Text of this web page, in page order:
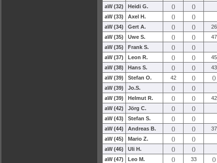
aW (32)
Heidi G. ()
()
aW (33)
Axel H. ()
()
aW (34)
Gert A. () ()
26
aW (35)
Uwe S. () ()
47
aW (35)
Frank S. ()
()
aW (37)
Leon R. () ()
45
aW (38)
Hans S. () ()
43
aW (39)
Stefan O. 42 ()
()
aW (39)
Jo.S. ()
()
aW (39)
Helmut R. () ()
42
aW (42)
Jörg C. ()
()
aW (43)
Stefan S. ()
()
aW (44)
Andreas B. () ()
37
aW (45)
Mario Z. ()
()
aW (46)
Uli H. ()
()
aW (47)
Leo M. () 33
()